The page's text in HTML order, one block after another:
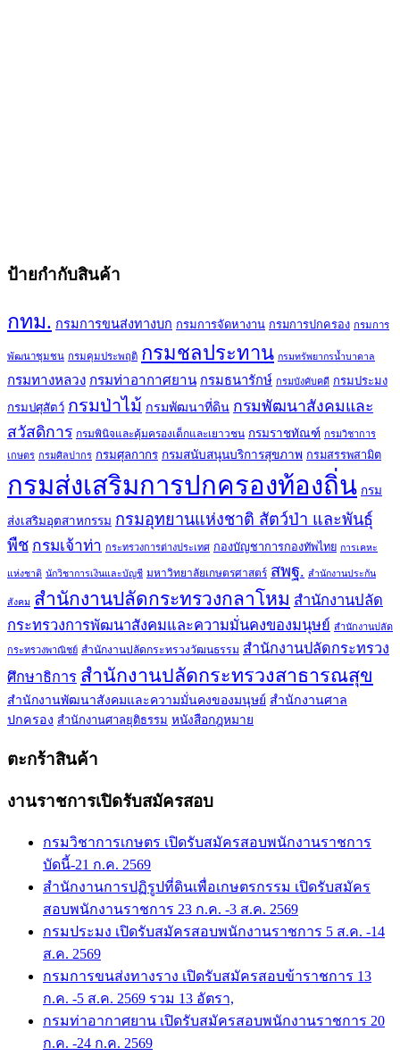
ป้ายกำกับสินค้า
กทม. กรมการขนส่งทางบก กรมการจัดหางาน กรมการปกครอง กรมการ
พัฒนาชุมชน กรมคุมประพฤติ กรมชลประทาน กรมทรัพยากรน้ำบาดาล
กรมทางหลวง กรมท่าอากาศยาน กรมธนารักษ์ กรมบังคับคดี กรมประมง
กรมปศุสัตว์ กรมป่าไม้ กรมพัฒนาที่ดิน กรมพัฒนาสังคมและ
สวัสดิการ กรมพินิจและคุ้มครองเด็กและเยาวชน กรมราชทัณฑ์ กรมวิชาการ
เกษตร กรมศิลปากร กรมศุลกากร กรมสนับสนุนบริการสุขภาพ กรมสรรพสามิต
กรมส่งเสริมการปกครองท้องถิ่น กรม
ส่งเสริมอุตสาหกรรม กรมอุทยานแห่งชาติ สัตว์ป่า และพันธุ์
พืช กรมเจ้าท่า กระทรวงการต่างประเทศ กองบัญชาการกองทัพไทย การเคหะ
แห่งชาติ นักวิชาการเงินและบัญชี มหาวิทยาลัยเกษตรศาสตร์ สพฐ. สำนักงานประกัน
สังคม สำนักงานปลัดกระทรวงกลาโหม สำนักงานปลัด
กระทรวงการพัฒนาสังคมและความมั่นคงของมนุษย์ สำนักงานปลัด
กระทรวงพาณิชย์ สำนักงานปลัดกระทรวงวัฒนธรรม สำนักงานปลัดกระทรวง
ศึกษาธิการ สำนักงานปลัดกระทรวงสาธารณสุข
สำนักงานพัฒนาสังคมและความมั่นคงของมนุษย์ สำนักงานศาล
ปกครอง สำนักงานศาลยุติธรรม หนังสือกฎหมาย
ตะกร้าสินค้า
งานราชการเปิดรับสมัครสอบ
กรมวิชาการเกษตร เปิดรับสมัครสอบพนักงานราชการ
บัดนี้-21 ก.ค. 2569
สำนักงานการปฏิรูปที่ดินเพื่อเกษตรกรรม เปิดรับสมัคร
สอบพนักงานราชการ 23 ก.ค. -3 ส.ค. 2569
กรมประมง เปิดรับสมัครสอบพนักงานราชการ 5 ส.ค. -14
ส.ค. 2569
กรมการขนส่งทางราง เปิดรับสมัครสอบข้าราชการ 13
ก.ค. -5 ส.ค. 2569 รวม 13 อัตรา,
กรมท่าอากาศยาน เปิดรับสมัครสอบพนักงานราชการ 20
ก.ค. -24 ก.ค. 2569